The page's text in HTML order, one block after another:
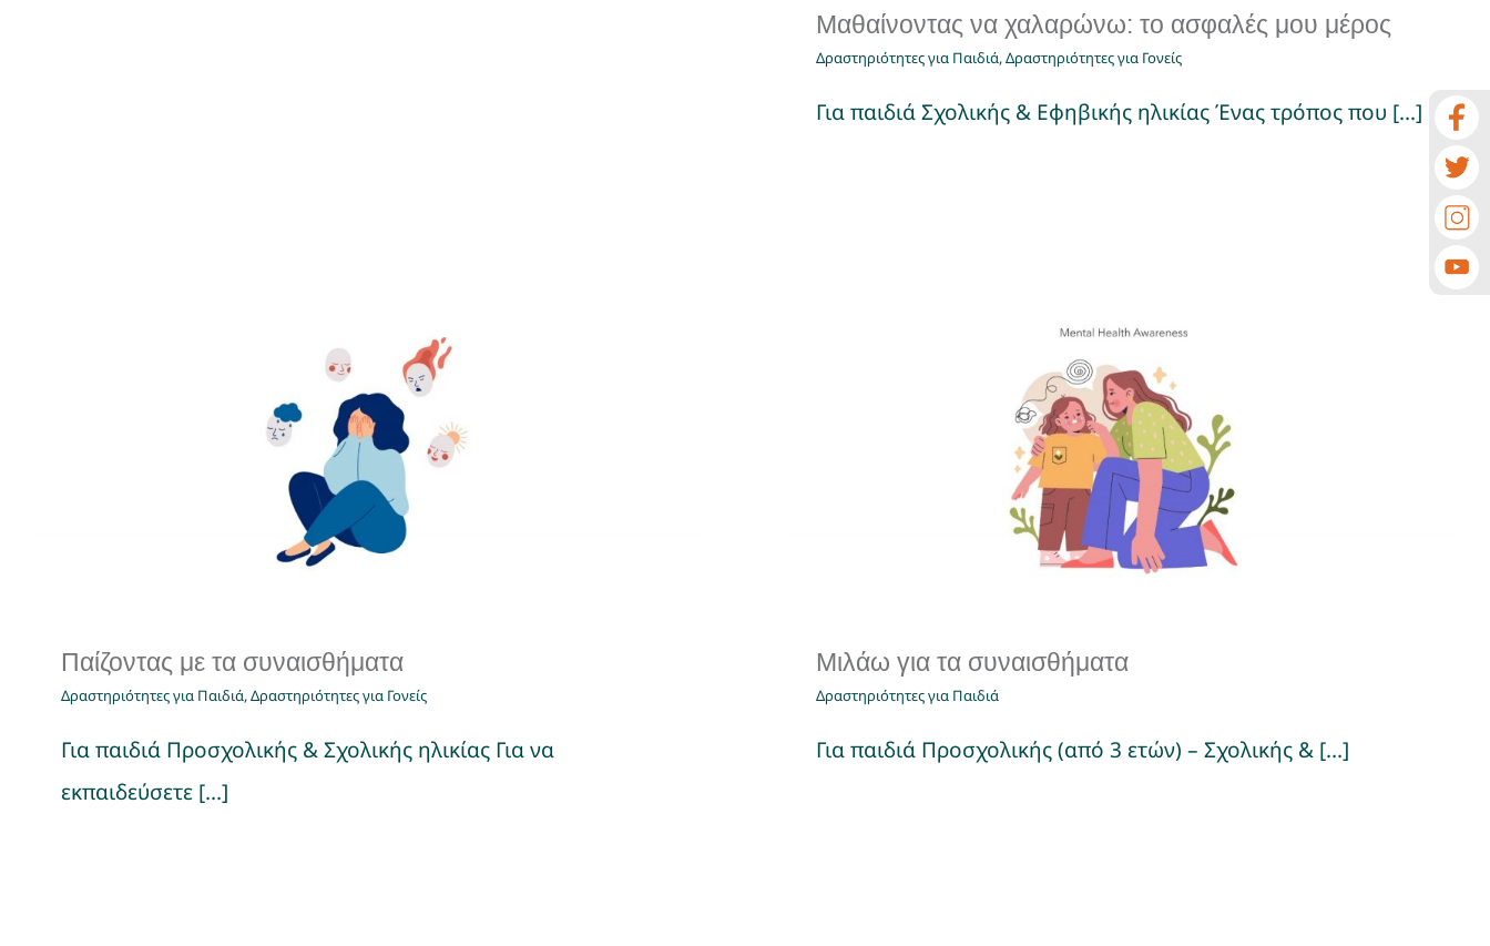
Μαθαίνοντας να χαλαρώνω: το ασφαλές μου μέρος
Δραστηριότητες για Παιδιά,Δραστηριότητες για Γονείς
Για παιδιά Σχολικής & Εφηβικής ηλικίας Ένας τρόπος που [...]
Παίζοντας με τα συναισθήματα
Δραστηριότητες για Παιδιά Δραστηριότητες για Γονείς
Παίζοντας με τα συναισθήματα
Δραστηριότητες για Παιδιά,Δραστηριότητες για Γονείς
Για παιδιά Προσχολικής & Σχολικής ηλικίας Για να
εκπαιδεύσετε [...]
Μιλάω για τα συναισθήματα
Δραστηριότητες για Παιδιά
Μιλάω για τα συναισθήματα
Δραστηριότητες για Παιδιά
Για παιδιά Προσχολικής (από 3 ετών) – Σχολικής & [...]